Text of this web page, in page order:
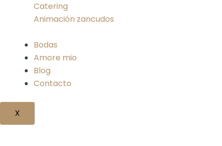
Catering
Animación zancudos
Bodas
Amore mio
Blog
Contacto
X